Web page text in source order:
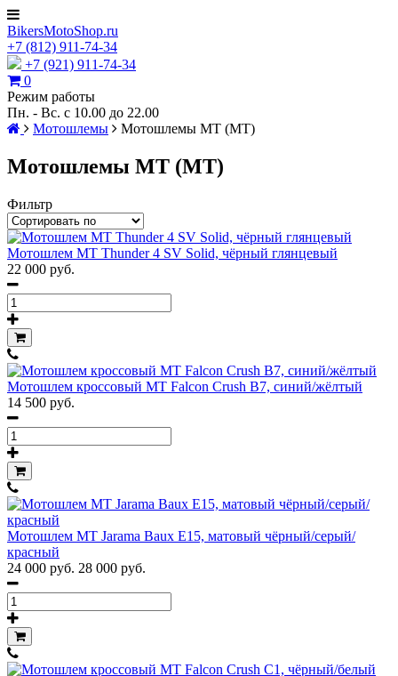
BikersMotoShop.ru
+7 (812) 911-74-34
+7 (921) 911-74-34
0
Режим работы
Пн. - Вс. с 10.00 до 22.00
Мотошлемы
Мотошлемы MT (МТ)
Мотошлемы MT (МТ)
Фильтр
Мотошлем MT Thunder 4 SV Solid, чёрный глянцевый
22 000 руб.
Мотошлем кроссовый MT Falcon Crush B7, синий/жёлтый
14 500 руб.
Мотошлем MT Jarama Baux E15, матовый чёрный/серый/
красный
24 000 руб. 28 000 руб.